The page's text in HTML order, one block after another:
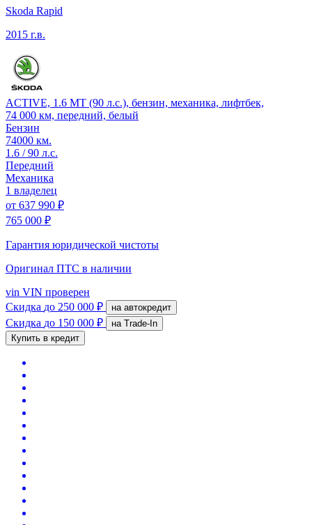
Skoda Rapid
2015 г.в.
ACTIVE, 1.6 MT (90 л.с.), бензин, механика, лифтбек,
74 000 км, передний, белый
Бензин
74000 км.
1.6 / 90 л.с.
Передний
Механика
1 владелец
от 637 990 ₽
765 000 ₽
Гарантия юридической чистоты
Оригинал ПТС в наличии
vin VIN проверен
Скидка до 250 000 ₽ на автокредит
Скидка до 150 000 ₽
на Trade-In
Купить в кредит